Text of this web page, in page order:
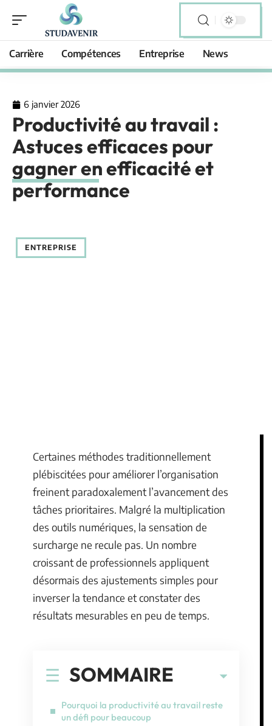
Carrière Compétences Entreprise News
6 janvier 2026
Productivité au travail :
Astuces efficaces pour
gagner en efficacité et
performance
ENTREPRISE
Certaines méthodes traditionnellement
plébiscitées pour améliorer l’organisation
freinent paradoxalement l’avancement des
tâches prioritaires. Malgré la multiplication
des outils numériques, la sensation de
surcharge ne recule pas. Un nombre
croissant de professionnels appliquent
désormais des ajustements simples pour
inverser la tendance et constater des
résultats mesurables en peu de temps.
SOMMAIRE
Pourquoi la productivité au travail reste
un défi pour beaucoup